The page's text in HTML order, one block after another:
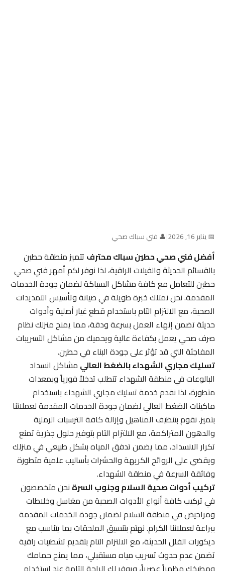
📅 يناير 16, 2026 |👤 فني سباك صحي
أفضل فني صحي حطين سباك محترفتتميز منطقة حطين
بالقسائم الحديثة والفيلات الراقية، لذا نوفر لكم أمهر فني صحي
حطين للتعامل مع كافة مشاكل السباكة لضمان جودة الخدمات
المقدمة. نحن نمتلك خبرة طويلة في صيانة وتأسيس التمديدات
الصحية، مع الالتزام التام باستخدام قطع غيار أصلية وأدوات
حديثة تضمن إنهاء العمل بسرعة ودقة، مما يمنح منزلك نظام
صرف صحي يعمل بكفاءة عالية ويحميك من مشاكل التسريبات
المفاجئة التي قد تؤثر على جودة البناء في حطين.
تسليك مجاري الشهداء بالضغط العاليمشاكل انسداد
البالوعات في منطقة الشهداء تتطلب تدخلاً فورياً وبمعدات
متطورة، لذا نقدم خدمة تسليك مجاري الشهداء باستخدام
ماكينات الضغط العالي لضمان جودة الخدمات المقدمة لعملائنا
بتميز. نقوم بتنظيف المناهيل وإزالة كافة الترسبات الرملية
والدهون المتراكمة، مع الالتزام التام بتوفير حلول جذرية تمنع
تكرار الانسداد، مما يضمن تدفق المياه بشكل طبيعي في منزلك
ويقضي على الروائح الكريهة والحشرات بأساليب علمية متطورة
وفائقة السرعة في منطقة الشهداء.
تركيب أدوات صحية السلام وجنوب السرةنحن متخصصون
في تركيب كافة أنواع الأدوات الصحية من مغاسل وخلاطات
ومراحيض في منطقة السلام لضمان جودة الخدمات المقدمة
ببراعة لعملائنا الكرام. نهتم بتنسيق الملحقات بما يتناسب مع
ديكورات الفلل الحديثة، مع الالتزام التام بتقديم تشطيبات راقية
تضمن عدم حدوث تسريب مياه مستقبلي، مما يمنح حمامك